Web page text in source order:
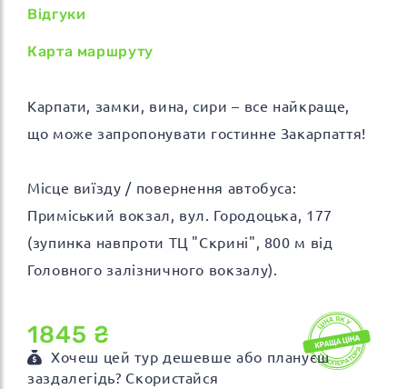
Відгуки
Карта маршруту
Карпати, замки, вина, сири – все найкраще,
що може запропонувати гостинне Закарпаття!
Місце виїзду / повернення автобуса:
Приміський вокзал, вул. Городоцька, 177
(зупинка навпроти ТЦ "Скрині", 800 м від
Головного залізничного вокзалу).
1845 ₴
Хочеш цей тур дешевше або плануєш
заздалегідь? Скористайся